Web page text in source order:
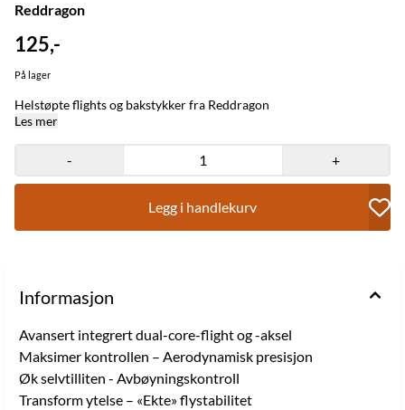
Reddragon
125,-
På lager
Helstøpte flights og bakstykker fra Reddragon
Les mer
- +
Legg i handlekurv
Informasjon
Avansert integrert dual-core-flight og -aksel
Maksimer kontrollen – Aerodynamisk presisjon
Øk selvtilliten - Avbøyningskontroll
Transform ytelse – «Ekte» flystabilitet